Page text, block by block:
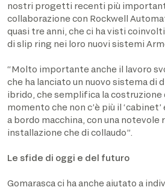
nostri progetti recenti più
collaborazione con Rockwell
quasi tre anni, che ci ha visti
di slip ring nei loro nuovi sistemi
“Molto importante anche il lavoro
che ha lanciato un nuovo sistema di
ibrido, che semplifica la costruzione
momento che non c’è più il
a bordo macchina, con una notevole
installazione che di collaudo”.
Le sfide di oggi e del futuro
Gomarasca ci ha anche aiutato a